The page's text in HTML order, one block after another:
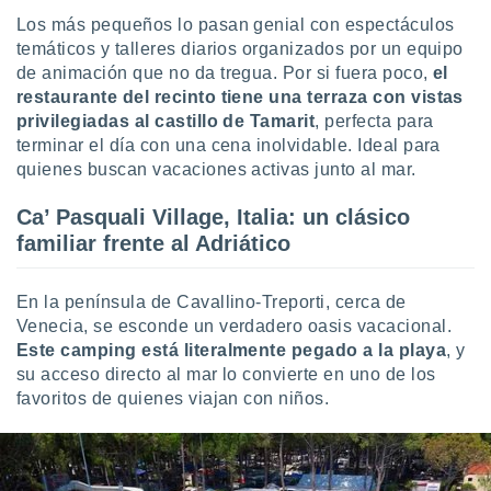
u
datos
momento
en
en
en
de
un
o acceder
perfiles
Los más pequeños lo pasan genial con espectáculos
temáticos y talleres diarios organizados por un equipo
de animación que no da tregua. Por si fuera poco,el
restaurante del recinto tiene una terraza con vistas
privilegiadas al castillo de Tamarit, perfecta para
terminar el día con una cena inolvidable. Ideal para
quienes buscan vacaciones activas junto al mar.
Ca’ Pasquali Village, Italia: un clásico
familiar frente al Adriático
En la península de Cavallino-Treporti, cerca de
Venecia, se esconde un verdadero oasis vacacional.
Este camping está literalmente pegado a la playa, y
su acceso directo al mar lo convierte en uno de los
favoritos de quienes viajan con niños.